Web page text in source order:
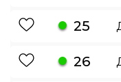
25
26